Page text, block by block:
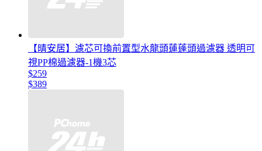
【晴安居】濾芯可換前置型水龍頭蓮蓬頭過濾器 透明可
視PP棉過濾器-1機3芯
$259
$389